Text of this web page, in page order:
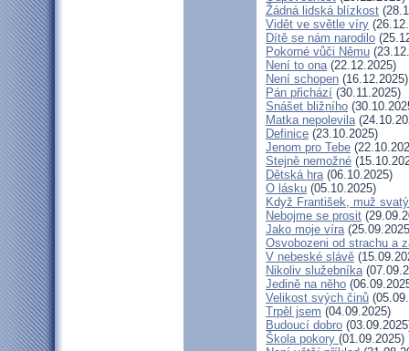
Žádná lidská blízkost
Vidět ve světle víry
Dítě se nám narodilo
Pokorné vůči Němu
Není to ona(22.12.2025)
Není schopen (16.12.2025)
Pán přichází (30.11.2025)
Snášet bližního
Matka nepolevila
Definice (23.10.2025)
Jenom pro Tebe
Stejně nemožné
Dětská hra(06.10.2025)
O lásku (05.10.2025)
Když František, muž svatý
Nebojme se prosit
Jako moje víra
Osvobozeni od strachu a
V nebeské slávě
Nikoliv služebníka
Jedině na něho
Velikost svých činů
Trpěl jsem (04.09.2025)
Budoucí dobro
Škola pokory (01.09.2025)